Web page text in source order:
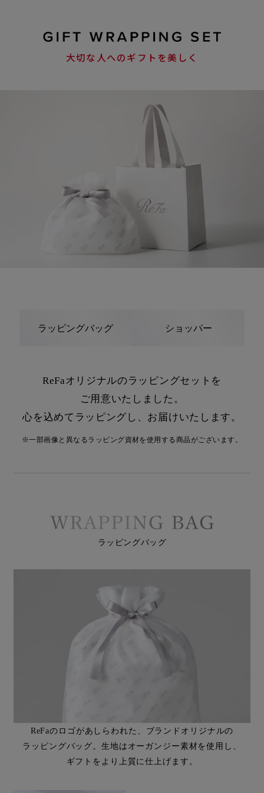
大切な人へのギフトを美しく
ラッピングバッグ ショッパー
ReFaオリジナルのラッピングセットを
ご用意いたしました。
心を込めてラッピングし、お届けいたします。
※一部画像と異なるラッピング資材を使用する商品がございます。
ラッピングバッグ
ReFaのロゴがあしらわれた、ブランドオリジナルの
ラッピングバッグ。生地はオーガンジー素材を使用し、
ギフトをより上質に仕上げます。